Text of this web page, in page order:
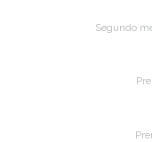
Segundo